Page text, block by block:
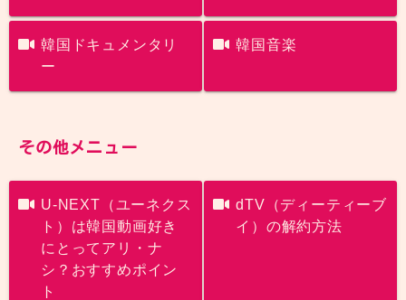
韓国ドキュメンタリ
ー
韓国音楽
その他メニュー
U-NEXT（ユーネクス
ト）は韓国動画好き
にとってアリ・ナ
シ？おすすめポイン
ト
dTV（ディーティーブ
イ）の解約方法